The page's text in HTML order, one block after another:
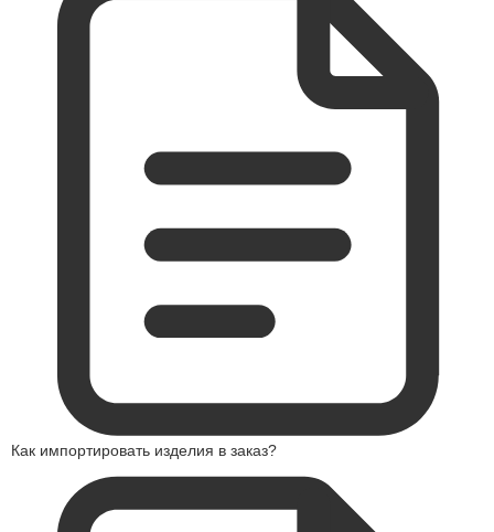
Как импортировать изделия в заказ?